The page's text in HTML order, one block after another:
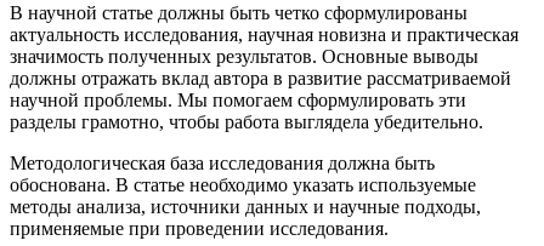
В научной статье должны быть четко сформулированы
актуальность исследования, научная новизна и практическая
значимость полученных результатов. Основные выводы
должны отражать вклад автора в развитие рассматриваемой
научной проблемы. Мы помогаем сформулировать эти
разделы грамотно, чтобы работа выглядела убедительно.
Методологическая база исследования должна быть
обоснована. В статье необходимо указать используемые
методы анализа, источники данных и научные подходы,
применяемые при проведении исследования.